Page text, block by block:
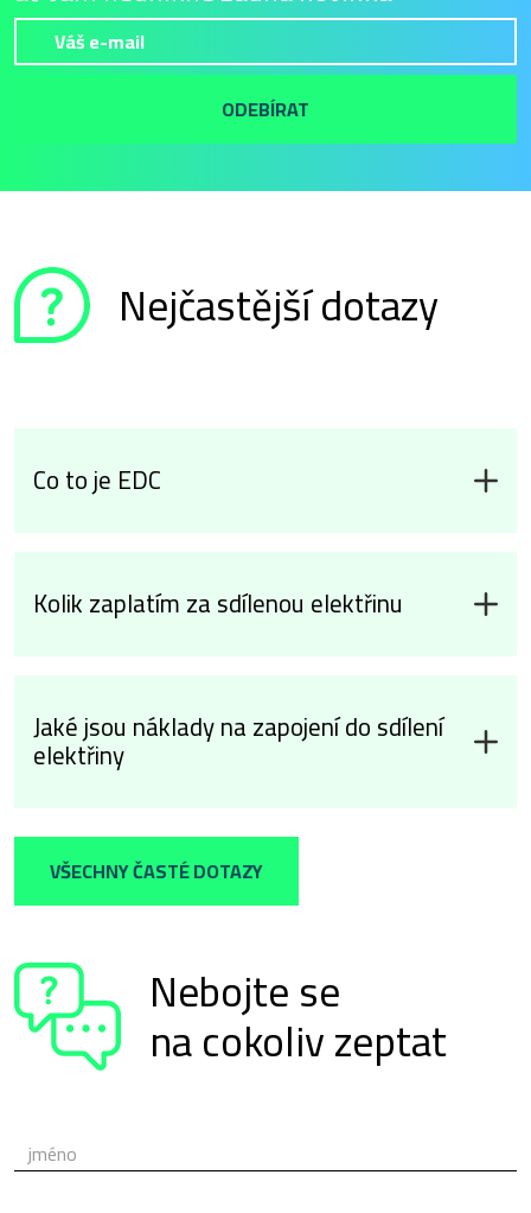
ODEBÍRAT
Nejčastější dotazy
Co to je EDC
Kolik zaplatím za sdílenou elektřinu
Jaké jsou náklady na zapojení do sdílení
elektřiny
VŠECHNY ČASTÉ DOTAZY
Nebojte se
na cokoliv zeptat
jméno